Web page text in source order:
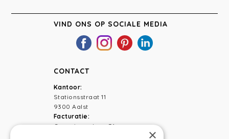
VIND ONS OP SOCIALE MEDIA
CONTACT
Kantoor:
Stationsstraat 11
9300 Aalst
Facturatie:
Capucienenlaan 31
×